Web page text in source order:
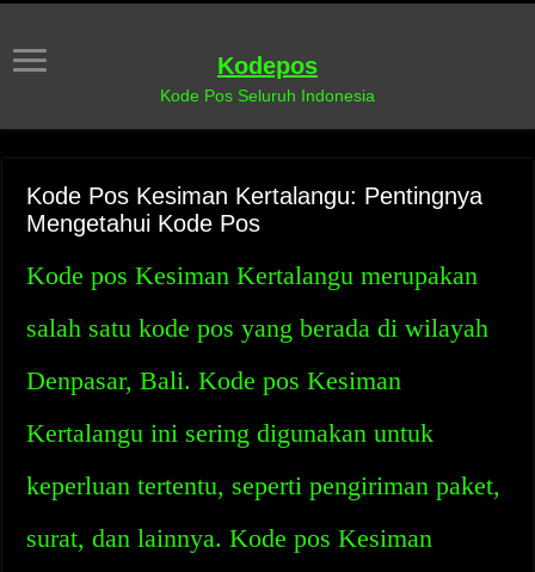
Kodepos
Kode Pos Seluruh Indonesia
Kode Pos Kesiman Kertalangu: Pentingnya
Mengetahui Kode Pos
Kode pos Kesiman Kertalangu merupakan
salah satu kode pos yang berada di wilayah
Denpasar, Bali. Kode pos Kesiman
Kertalangu ini sering digunakan untuk
keperluan tertentu, seperti pengiriman paket,
surat, dan lainnya. Kode pos Kesiman